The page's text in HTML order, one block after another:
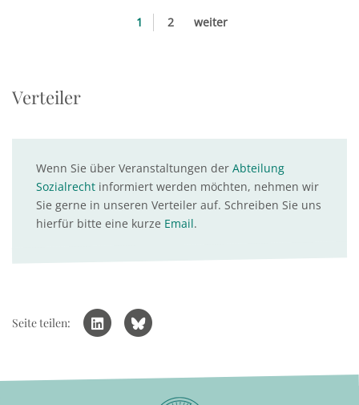
1 2 weiter
Verteiler
Wenn Sie über Veranstaltungen der Abteilung
Sozialrecht informiert werden möchten, nehmen wir
Sie gerne in unseren Verteiler auf. Schreiben Sie uns
hierfür bitte eine kurze Email.
Seite teilen: